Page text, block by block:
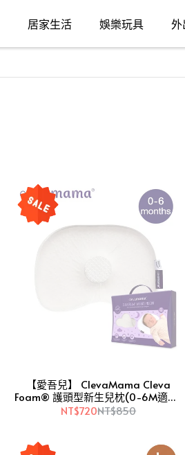
居家生活 娛樂玩具 外
【愛吾兒】 ClevaMama Cleva
Foam® 護頭型新生兒枕(0-6M適用)
(LCM310000)
NT$720NT$850